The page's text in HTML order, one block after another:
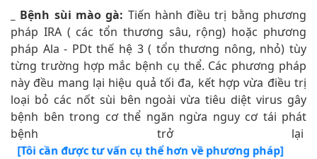
_ Bệnh sùi mào gà: Tiến hành điều trị bằng phương
pháp IRA ( các tổn thương sâu, rộng) hoặc phương
pháp Ala - PDt thế hệ 3 ( tổn thương nông, nhỏ) tùy
từng trường hợp mắc bệnh cụ thể. Các phương pháp
này đều mang lại hiệu quả tối đa, kết hợp vừa điều trị
loại bỏ các nốt sùi bên ngoài vừa tiêu diệt virus gây
bệnh bên trong cơ thể ngăn ngừa nguy cơ tái phát
bệnh trở lại
[Tôi cần được tư vấn cụ thể hơn về phương pháp]